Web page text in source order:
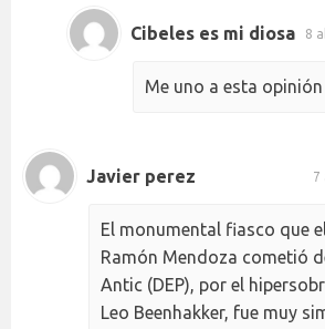
Cibeles es mi diosa 8
Me uno a esta opinión
Javier perez 7
El monumental fiasco que
Ramón Mendoza cometió
Antic (DEP), por el
Leo Beenhakker, fue muy